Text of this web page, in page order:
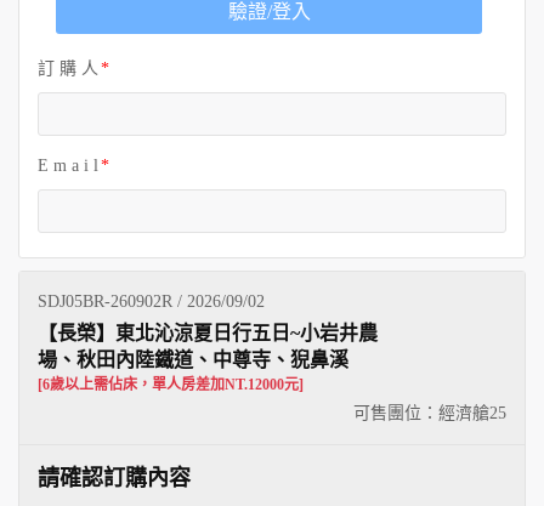
驗證/登入
訂 購 人
E m a i l
SDJ05BR-260902R / 2026/09/02
可售團位：經濟艙25
【長榮】東北沁涼夏日行五日~小岩井農
場、秋田內陸鐵道、中尊寺、猊鼻溪
[6歲以上需佔床，單人房差加NT.12000元]
請確認訂購內容